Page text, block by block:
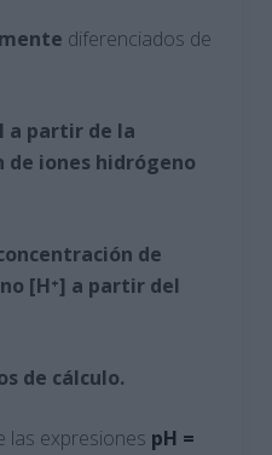
diferenciados de
a partir de la
de iones hidrógeno
de
[H⁺] a partir del
de cálculo.
las expresiones pH =